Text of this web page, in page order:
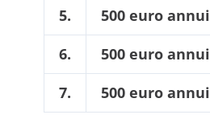
5.
500 euro annui
6.
500 euro annui
7.
500 euro annui